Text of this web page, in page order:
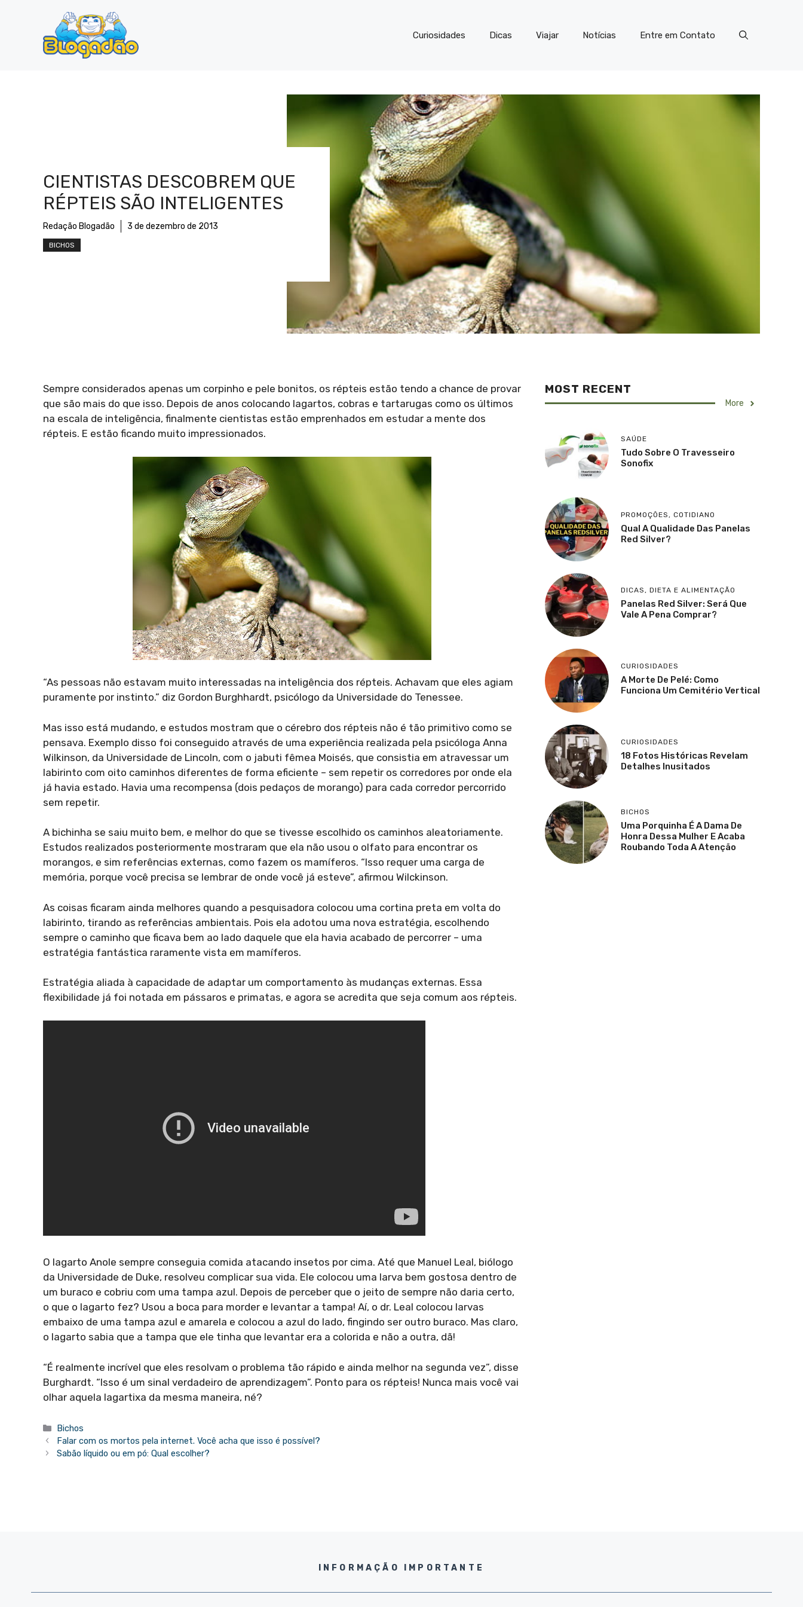
conteúdo
Curiosidades Dicas Viajar Notícias Entre em Contato
CIENTISTAS DESCOBREM QUE
RÉPTEIS SÃO INTELIGENTES
Redação Blogadão 3 de dezembro de 2013
BICHOS
Sempre considerados apenas um corpinho e pele bonitos, os répteis estão tendo a chance de provar
que são mais do que isso. Depois de anos colocando lagartos, cobras e tartarugas como os últimos
na escala de inteligência, finalmente cientistas estão emprenhados em estudar a mente dos
répteis. E estão ficando muito impressionados.
“As pessoas não estavam muito interessadas na inteligência dos répteis. Achavam que eles agiam
puramente por instinto.” diz Gordon Burghhardt, psicólogo da Universidade do Tenessee.
Mas isso está mudando, e estudos mostram que o cérebro dos répteis não é tão primitivo como se
pensava. Exemplo disso foi conseguido através de uma experiência realizada pela psicóloga Anna
Wilkinson, da Universidade de Lincoln, com o jabuti fêmea Moisés, que consistia em atravessar um
labirinto com oito caminhos diferentes de forma eficiente – sem repetir os corredores por onde ela
já havia estado. Havia uma recompensa (dois pedaços de morango) para cada corredor percorrido
sem repetir.
A bichinha se saiu muito bem, e melhor do que se tivesse escolhido os caminhos aleatoriamente.
Estudos realizados posteriormente mostraram que ela não usou o olfato para encontrar os
morangos, e sim referências externas, como fazem os mamíferos. “Isso requer uma carga de
memória, porque você precisa se lembrar de onde você já esteve”, afirmou Wilckinson.
As coisas ficaram ainda melhores quando a pesquisadora colocou uma cortina preta em volta do
labirinto, tirando as referências ambientais. Pois ela adotou uma nova estratégia, escolhendo
sempre o caminho que ficava bem ao lado daquele que ela havia acabado de percorrer – uma
estratégia fantástica raramente vista em mamíferos.
Estratégia aliada à capacidade de adaptar um comportamento às mudanças externas. Essa
flexibilidade já foi notada em pássaros e primatas, e agora se acredita que seja comum aos répteis.
O lagarto Anole sempre conseguia comida atacando insetos por cima. Até que Manuel Leal, biólogo
da Universidade de Duke, resolveu complicar sua vida. Ele colocou uma larva bem gostosa dentro de
um buraco e cobriu com uma tampa azul. Depois de perceber que o jeito de sempre não daria certo,
o que o lagarto fez? Usou a boca para morder e levantar a tampa! Aí, o dr. Leal colocou larvas
embaixo de uma tampa azul e amarela e colocou a azul do lado, fingindo ser outro buraco. Mas claro,
o lagarto sabia que a tampa que ele tinha que levantar era a colorida e não a outra, dã!
“É realmente incrível que eles resolvam o problema tão rápido e ainda melhor na segunda vez”, disse
Burghardt. “Isso é um sinal verdadeiro de aprendizagem”. Ponto para os répteis! Nunca mais você vai
olhar aquela lagartixa da mesma maneira, né?
Categorias
Bichos
Falar com os mortos pela internet. Você acha que isso é possível?
Sabão líquido ou em pó: Qual escolher?
MOST RECENT
More
SAÚDE
Tudo Sobre O Travesseiro
Sonofix
PROMOÇÕES , COTIDIANO
Qual A Qualidade Das Panelas
Red Silver?
DICAS, DIETA E ALIMENTAÇÃO
Panelas Red Silver: Será Que
Vale A Pena Comprar?
CURIOSIDADES
A Morte De Pelé: Como
Funciona Um Cemitério Vertical
CURIOSIDADES
18 Fotos Históricas Revelam
Detalhes Inusitados
BICHOS
Uma Porquinha É A Dama De
Honra Dessa Mulher E Acaba
Roubando Toda A Atenção
INFORMAÇÃO IMPORTANTE